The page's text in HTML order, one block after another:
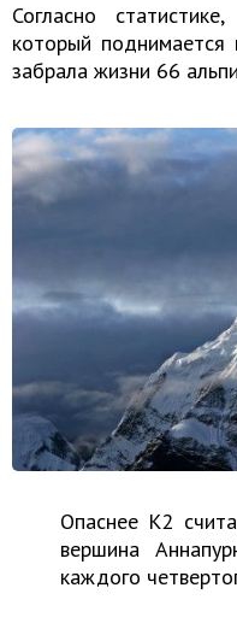
Согласно
который
забрала жизни 66
Опаснее К2
вершина
каждого